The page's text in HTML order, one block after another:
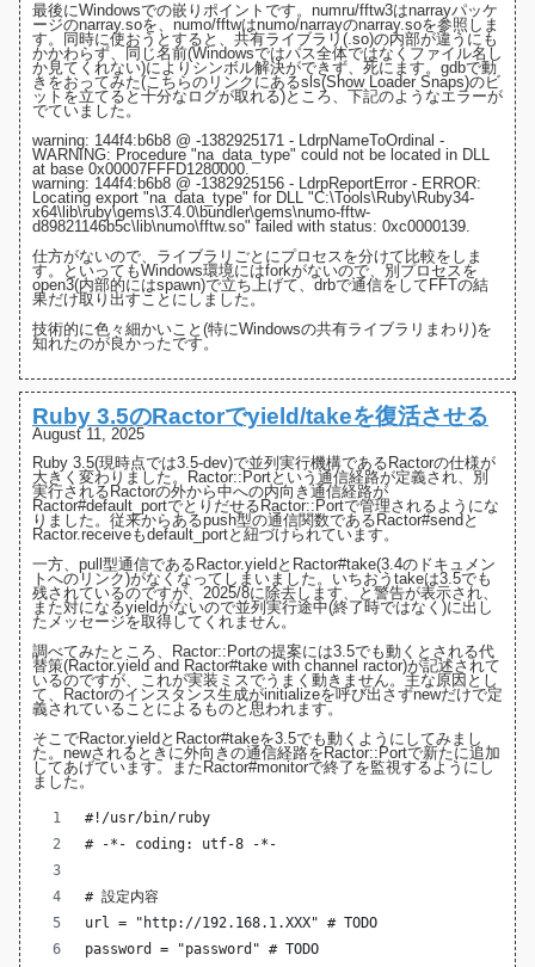
最後にWindowsでの嵌りポイントです。numru/fftw3はnarrayパッケ
ージのnarray.soを、numo/fftwはnumo/narrayのnarray.soを参照しま
す。同時に使おうとすると、共有ライブラリ(.so)の内部が違うにも
かかわらず、同じ名前(Windowsではパス全体ではなくファイル名し
か見てくれない)によりシンボル解決ができず、死にます。gdbで動
きをおってみた(こちらのリンクにあるsls(Show Loader Snaps)のビ
ットを立てると十分なログが取れる)ところ、下記のようなエラーが
でていました。
warning: 144f4:b6b8 @ -1382925171 - LdrpNameToOrdinal -
WARNING: Procedure "na_data_type" could not be located in DLL
at base 0x00007FFFD1280000.
warning: 144f4:b6b8 @ -1382925156 - LdrpReportError - ERROR:
Locating export "na_data_type" for DLL "C:\Tools\Ruby\Ruby34-
x64\lib\ruby\gems\3.4.0\bundler\gems\numo-fftw-
d89821146b5c\lib\numo\fftw.so" failed with status: 0xc0000139.
仕方がないので、ライブラリごとにプロセスを分けて比較をしま
す。といってもWindows環境にはforkがないので、別プロセスを
open3(内部的にはspawn)で立ち上げて、drbで通信をしてFFTの結
果だけ取り出す ことにしました。
技術的に色々細かいこと(特にWindowsの共有ライブラリまわり)を
知れたのが良かったです。
Ruby 3.5のRactorでyield/takeを復活させる
August 11, 2025
Ruby 3.5(現時点では3.5-dev)で並列実行機構であるRactorの仕様が
大きく変わりました。 Ractor::Portという通信経路が定義され、別
実行されるRactorの外から中への内向き通信経路が
Ractor#default_portでとりだせるRactor::Portで管理されるようにな
りました。従来からあるpush型の通信関数である Ractor#send と
Ractor.receiveもdefault_portと紐づけられています。
一方、pull型通信である Ractor.yield と Ractor#take(3.4のドキュメン
トへのリンク)がなくなってしまいました。いちおうtakeは3.5でも
残されているのですが、 2025/8に除去します、と警告が表示され、
また対になるyieldがないので並列実行途中(終了時ではなく)に出し
たメッセージを取得してくれません。
調べてみたところ、Ractor::Portの提案には3.5でも動くとされる代
替策(Ractor.yield and Ractor#take with channel ractor)が記述されて
いるのですが、これが実装ミスでうまく動きません。主な原因とし
て、Ractorのインスタンス生成がinitializeを呼び出さずnewだけで定
義されている ことによるものと思われます。
そこでRactor.yieldとRactor#takeを3.5でも動くようにしてみまし
た。newされるときに外向きの通信経路をRactor::Portで新たに追加
してあげています。またRactor#monitorで終了を監視するようにし
ました。
#!/usr/bin/ruby
# -*- coding: utf-8 -*-
# 設定内容
url = "http://192.168.1.XXX" # TODO
password = "password" # TODO